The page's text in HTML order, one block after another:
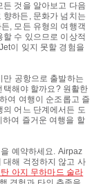
든 것을 알아보고 다음
향하든, 문화가 넘치는
, 모든 유형의 여행객
수 있으므로 이상적
이 잊지 못할 경험을
공항으로 출발하는
해야 할까요? 원활한
여 여행이 순조롭고 즐
의 어느 단계에서든 도
여 즐거운 여행을 할
예약하세요. Airpaz
대해 걱정하지 않고 사
아지 무하마드 술라